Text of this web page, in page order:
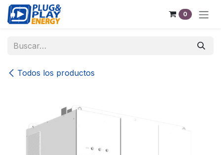
Ir al contenido
0
Todos los productos